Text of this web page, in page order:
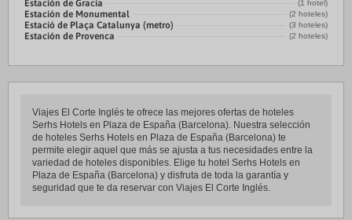
Estación de Gracia (1 hotel)
Estación de Monumental (2 hoteles)
Estació de Plaça Catalunya (metro) (3 hoteles)
Estación de Provenca (2 hoteles)
Viajes El Corte Inglés te ofrece las mejores ofertas de hoteles
Serhs Hotels en Plaza de España (Barcelona). Nuestra selección
de hoteles Serhs Hotels en Plaza de España (Barcelona) te
permite elegir aquel que más se ajusta a tus necesidades entre la
variedad de hoteles disponibles. Elige tu hotel Serhs Hotels en
Plaza de España (Barcelona) y disfruta de toda la garantía y
seguridad que te da reservar con Viajes El Corte Inglés.